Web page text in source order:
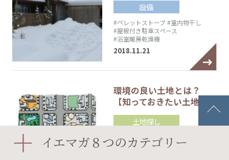
設備
#ペレットストーブ#室内物干し
#屋根付き駐車スペース
#浴室暖房乾燥機
2018.11.21
環境の良い土地とは？
【知っておきたい土地探…
土地探し
#分譲住宅地
#土地探し
#土地探しチェックシート#自然環境
イエマガ８つのカテゴリー